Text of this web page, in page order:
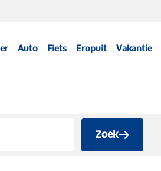
Auto Fiets Eropuit Vakantie
Zoek